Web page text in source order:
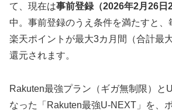
て、現在は事前登録（2026年2月26日
中。事前登録のうえ条件を満たすと
楽天ポイントが最大3カ月間（合計最
還元されます。
Rakuten最強プラン（ギガ無制限）と
なった「Rakuten最強U-NEXT」を、